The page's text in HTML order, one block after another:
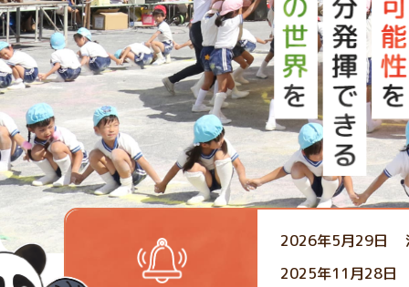
2026年5月29日
2025年11月28日